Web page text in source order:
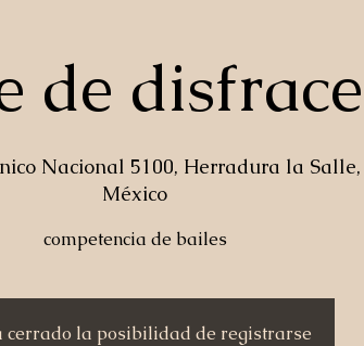
de
Nacional 5100, Herradura la
México
competencia de bailes
cerrado la posibilidad de registrarse